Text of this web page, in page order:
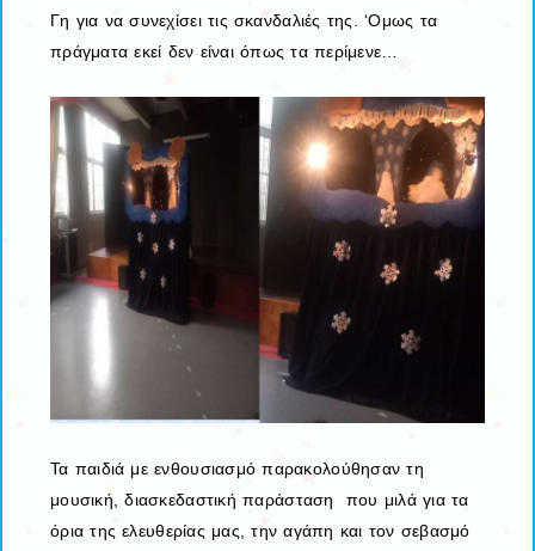
Γη για να συνεχίσει τις σκανδαλιές της. ‘Ομως τα
πράγματα εκεί δεν είναι όπως τα περίμενε…
Τα παιδιά με ενθουσιασμό παρακολούθησαν τη
μουσική, διασκεδαστική παράσταση που μιλά για τα
όρια της ελευθερίας μας, την αγάπη και τον σεβασμό